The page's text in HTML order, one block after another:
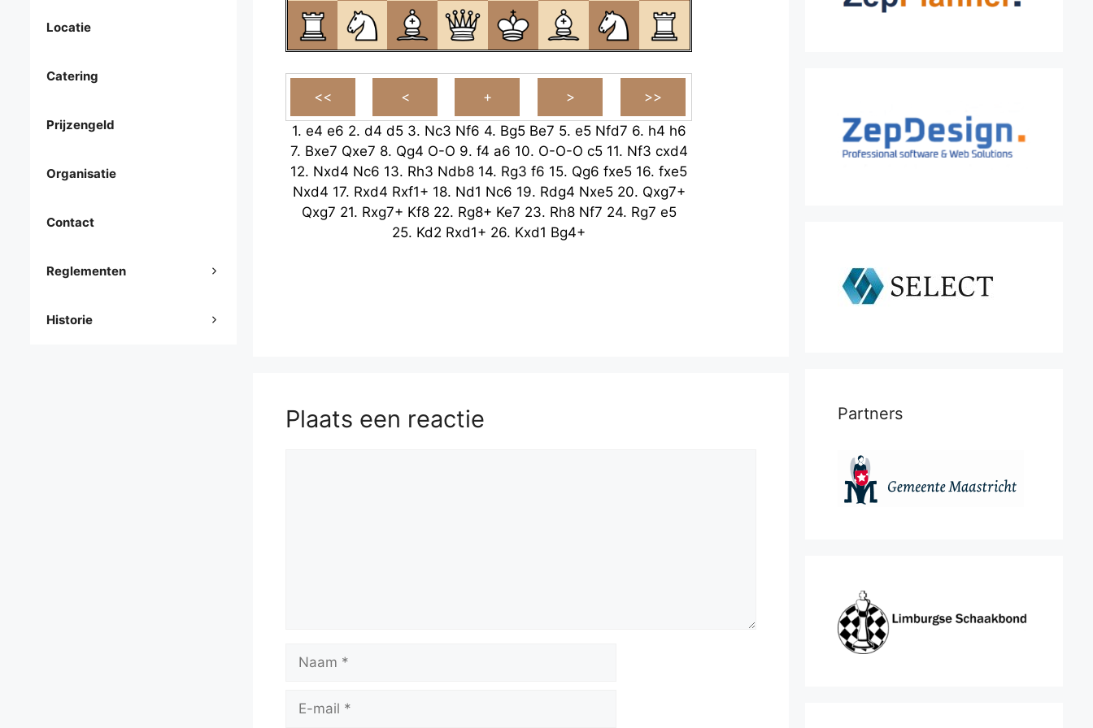
1. e4 e6 2. d4 d5 3. Nc3 Nf6 4. Bg5 Be7 5. e5 Nfd7 6. h4 h6
7. Bxe7 Qxe7 8. Qg4 O-O 9. f4 a6 10. O-O-O c5 11. Nf3 cxd4
12. Nxd4 Nc6 13. Rh3 Ndb8 14. Rg3 f6 15. Qg6 fxe5 16. fxe5
Nxd4 17. Rxd4 Rxf1+ 18. Nd1 Nc6 19. Rdg4 Nxe5 20. Qxg7+
Qxg7 21. Rxg7+ Kf8 22. Rg8+ Ke7 23. Rh8 Nf7 24. Rg7 e5
25. Kd2 Rxd1+ 26. Kxd1 Bg4+
Plaats een reactie
mail
Locatie
Catering
Prijzengeld
Organisatie
Contact
Reglementen
Historie
Partners